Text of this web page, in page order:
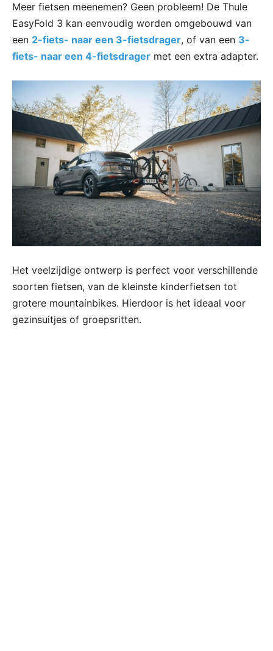
Meer fietsen meenemen? Geen probleem! De Thule
EasyFold 3 kan eenvoudig worden omgebouwd van
een 2-fiets- naar een 3-fietsdrager, of van een 3-
fiets- naar een 4-fietsdrager met een extra adapter.
Het veelzijdige ontwerp is perfect voor verschillende
soorten fietsen, van de kleinste kinderfietsen tot
grotere mountainbikes. Hierdoor is het ideaal voor
gezinsuitjes of groepsritten.